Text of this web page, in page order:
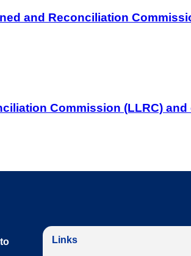
and Reconciliation
Commission (LLRC)
Links